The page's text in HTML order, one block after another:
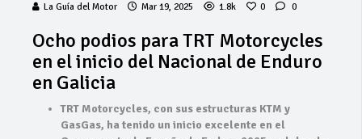
La Guía del Motor Mar 19, 2025 1.8k 0 0
Ocho podios para TRT Motorcycles
en el inicio del Nacional de Enduro
en Galicia
TRT Motorcycles, con sus estructuras KTM y
GasGas, ha tenido un inicio excelente en el